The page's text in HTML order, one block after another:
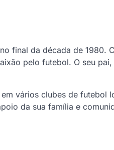
final da década de 1980.
pelo futebol. O seu
vários clubes de futebol
da sua família e